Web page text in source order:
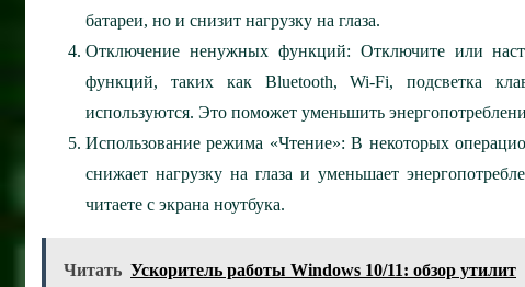
батареи, но и снизит нагрузку на глаза.
Отключение ненужных функций: Отключите или
функций, таких как Bluetooth, Wi-Fi, подсветка
используются. Это поможет уменьшить
Использование режима «Чтение»: В некоторых
снижает нагрузку на глаза и уменьшает
читаете с экрана ноутбука.
Читать Ускоритель работы Windows 10/11: обзор утилит